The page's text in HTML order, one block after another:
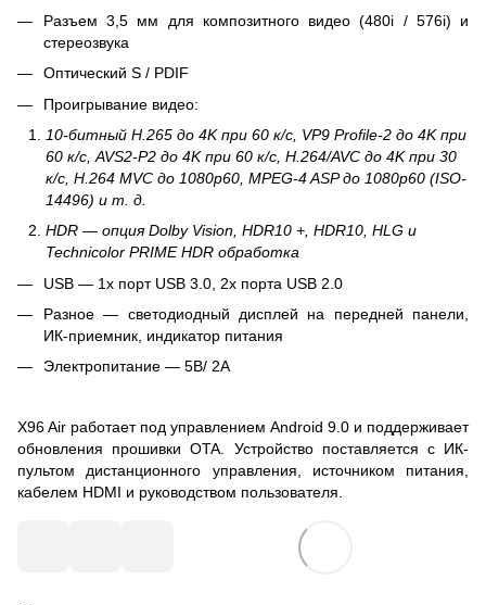
Разъем 3,5 мм для композитного видео (480i / 576i) и
стереозвука
Оптический S / PDIF
Проигрывание видео:
10-битный H.265 до 4K при 60 к/с, VP9 Profile-2 до 4K при
60 к/с, AVS2-P2 до 4K при 60 к/с, H.264/AVC до 4K при 30
к/с, H.264 MVC до 1080p60, MPEG-4 ASP до 1080p60 (ISO-
14496) и т. д.
HDR — опция Dolby Vision, HDR10 +, HDR10, HLG и
Technicolor PRIME HDR обработка
USB — 1х порт USB 3.0, 2х порта USB 2.0
Разное — светодиодный дисплей на передней панели,
ИК-приемник, индикатор питания
Электропитание — 5В/ 2A
X96 Air работает под управлением Android 9.0 и поддерживает
обновления прошивки OTA. Устройство поставляется с ИК-
пультом дистанционного управления, источником питания,
кабелем HDMI и руководством пользователя.